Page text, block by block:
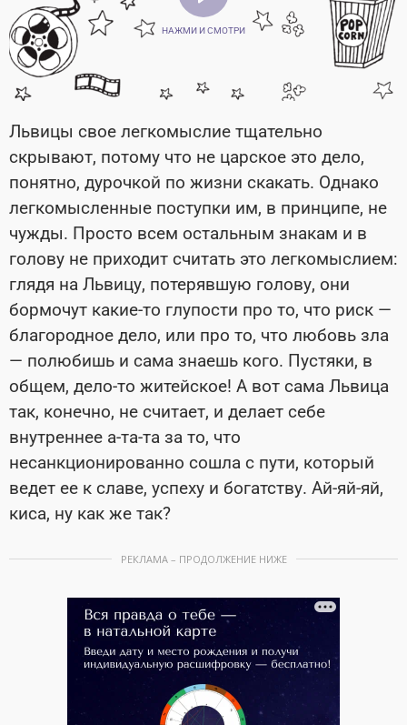
НАЖМИ И СМОТРИ
Львицы свое легкомыслие тщательно
скрывают, потому что не царское это дело,
понятно, дурочкой по жизни скакать. Однако
легкомысленные поступки им, в принципе, не
чужды. Просто всем остальным знакам и в
голову не приходит считать это легкомыслием:
глядя на Львицу, потерявшую голову, они
бормочут какие-то глупости про то, что риск —
благородное дело, или про то, что любовь зла
— полюбишь и сама знаешь кого. Пустяки, в
общем, дело-то житейское! А вот сама Львица
так, конечно, не считает, и делает себе
внутреннее а-та-та за то, что
несанкционированно сошла с пути, который
ведет ее к славе, успеху и богатству. Ай-яй-яй,
киса, ну как же так?
РЕКЛАМА – ПРОДОЛЖЕНИЕ НИЖЕ